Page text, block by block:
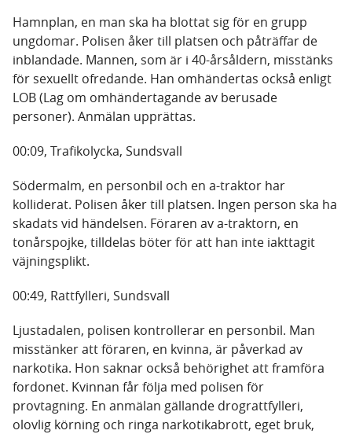
Hamnplan, en man ska ha blottat sig för en grupp
ungdomar. Polisen åker till platsen och påträffar de
inblandade. Mannen, som är i 40-årsåldern, misstänks
för sexuellt ofredande. Han omhändertas också enligt
LOB (Lag om omhändertagande av berusade
personer). Anmälan upprättas.
00:09, Trafikolycka, Sundsvall
Södermalm, en personbil och en a-traktor har
kolliderat. Polisen åker till platsen. Ingen person ska ha
skadats vid händelsen. Föraren av a-traktorn, en
tonårspojke, tilldelas böter för att han inte iakttagit
väjningsplikt.
00:49, Rattfylleri, Sundsvall
Ljustadalen, polisen kontrollerar en personbil. Man
misstänker att föraren, en kvinna, är påverkad av
narkotika. Hon saknar också behörighet att framföra
fordonet. Kvinnan får följa med polisen för
provtagning. En anmälan gällande drograttfylleri,
olovlig körning och ringa narkotikabrott, eget bruk,